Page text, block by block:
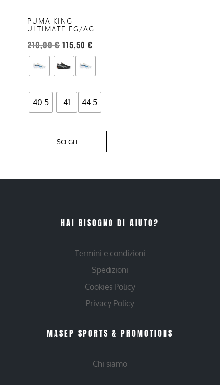
PUMA KING
ULTIMATE FG/AG
210,00€ 115,50 €
40.5 41 44.5
SCEGLI
opzioni
possono
essere
scelte
nella
del
prodotto
HAI BISOGNO DI AIUTO?
Termini e condizioni
Spedizioni
Cookies Policy
Privacy Policy
MASEP SPORTS & PROMOTIONS
Chi siamo